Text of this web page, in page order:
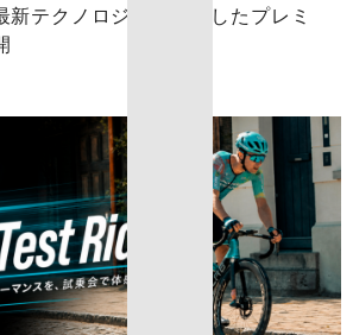
新テクノロジーを凝縮したプレミ